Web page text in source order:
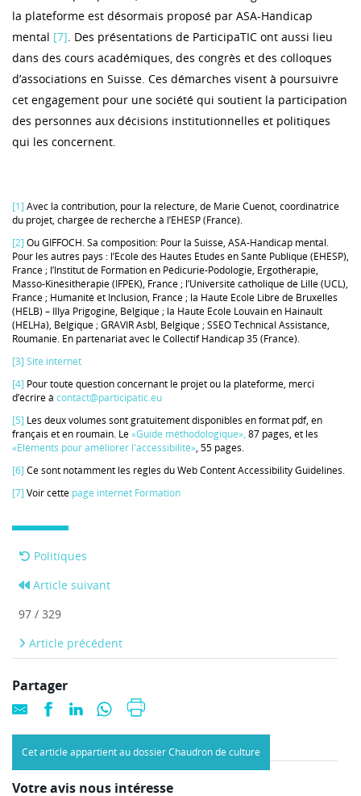
la plateforme est désormais proposé par ASA-Handicap
mental [7]. Des présentations de ParticipaTIC ont aussi lieu
dans des cours académiques, des congrès et des colloques
d’associations en Suisse. Ces démarches visent à poursuivre
cet engagement pour une société qui soutient la participation
des personnes aux décisions institutionnelles et politiques
qui les concernent.
[1] Avec la contribution, pour la relecture, de Marie Cuenot, coordinatrice
du projet, chargée de recherche à l’EHESP (France).
[2] Ou GIFFOCH. Sa composition: Pour la Suisse, ASA-Handicap mental.
Pour les autres pays : l’Ecole des Hautes Etudes en Santé Publique (EHESP),
France ; l’Institut de Formation en Pédicurie-Podologie, Ergothérapie,
Masso-Kinésithérapie (IFPEK), France ; l’Université catholique de Lille (UCL),
France ; Humanité et Inclusion, France ; la Haute Ecole Libre de Bruxelles
(HELB) – Illya Prigogine, Belgique ; la Haute Ecole Louvain en Hainault
(HELHa), Belgique ; GRAVIR Asbl, Belgique ; SSEO Technical Assistance,
Roumanie. En partenariat avec le Collectif Handicap 35 (France).
[3] Site internet
[4] Pour toute question concernant le projet ou la plateforme, merci
d’écrire à contact@participatic.eu
[5] Les deux volumes sont gratuitement disponibles en format pdf, en
français et en roumain. Le«Guide méthodologique», 87 pages, et les
«Eléments pour améliorer l'accessibilité», 55 pages.
[6] Ce sont notamment les règles du Web Content Accessibility Guidelines.
[7] Voir cette page internet Formation
Politiques
Article suivant
97 / 329
Article précédent
Partager
Cet article appartient au dossier Chaudron de culture
Votre avis nous intéresse